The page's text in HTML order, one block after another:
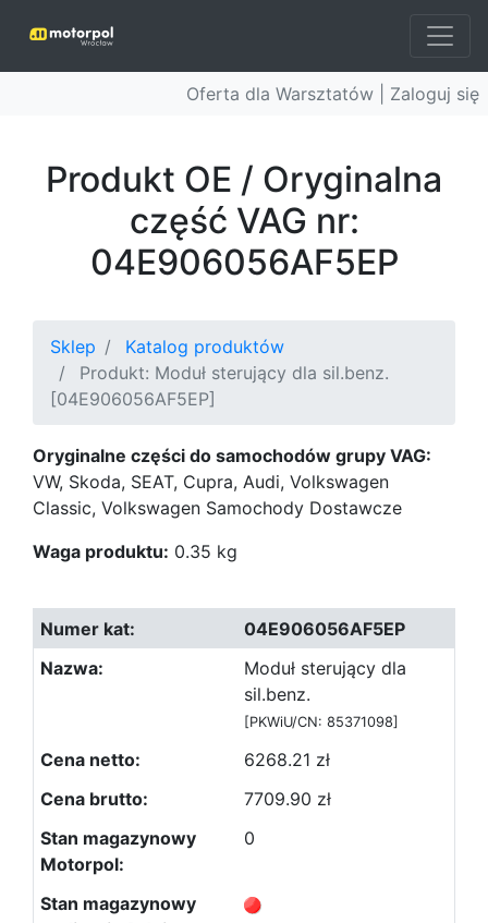
Oferta dla Warsztatów | Zaloguj się
Produkt OE / Oryginalna
część VAG nr:
04E906056AF5EP
Sklep
Katalog produktów
Produkt: Moduł sterujący dla sil.benz.
[04E906056AF5EP]
Oryginalne części do samochodów grupy VAG:
VW, Skoda, SEAT, Cupra, Audi, Volkswagen
Classic, Volkswagen Samochody Dostawcze
Waga produktu: 0.35 kg
04E906056AF5EP
Moduł sterujący dla
sil.benz.
[PKWiU/CN: 85371098]
6268.21 zł
7709.90 zł
0